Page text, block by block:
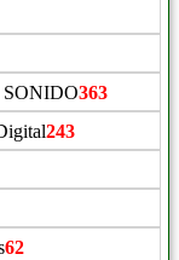
363
243
62